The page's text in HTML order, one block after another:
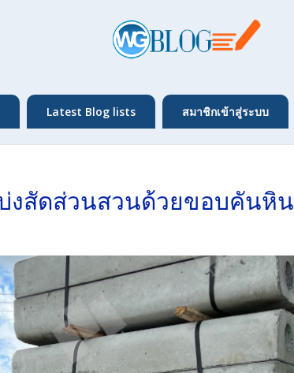
Latest Blog lists สมาชิกเข้าสู่ระบบ
งสัดส่วนสวนด้วยขอบคันหิน